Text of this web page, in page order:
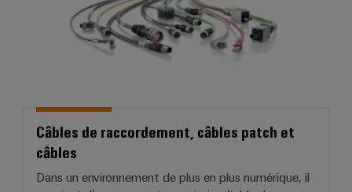
Câbles de raccordement, câbles patch et
câbles
Dans un environnement de plus en plus numérique, il